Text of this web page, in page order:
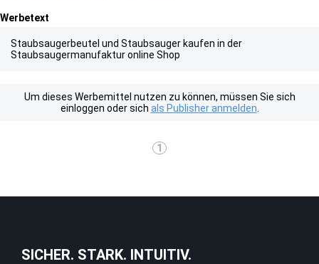
Werbetext
Staubsaugerbeutel und Staubsauger kaufen in der
Staubsaugermanufaktur online Shop
Um dieses Werbemittel nutzen zu können, müssen Sie sich
einloggen oder sich als Publisher anmelden
1
SICHER. STARK. INTUITIV.